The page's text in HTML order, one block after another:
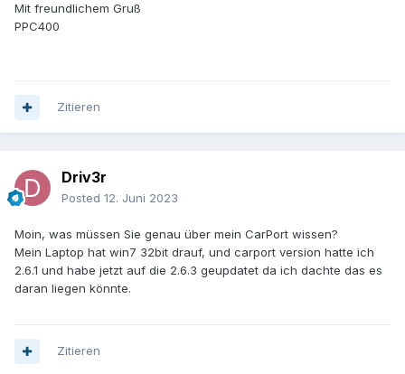
Mit freundlichem Gruß
PPC400
Zitieren
Driv3r
Posted 12. Juni 2023
Moin, was müssen Sie genau über mein CarPort wissen?
Mein Laptop hat win7 32bit drauf, und carport version hatte ich
2.6.1 und habe jetzt auf die 2.6.3 geupdatet da ich dachte das es
daran liegen könnte.
Zitieren